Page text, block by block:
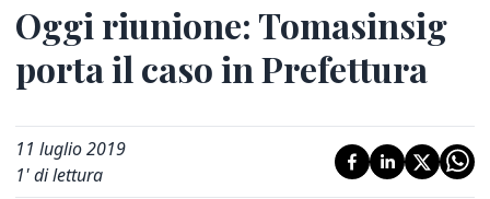
Oggi riunione: Tomasinsig
porta il caso in Prefettura
11 luglio 2019
1' di lettura